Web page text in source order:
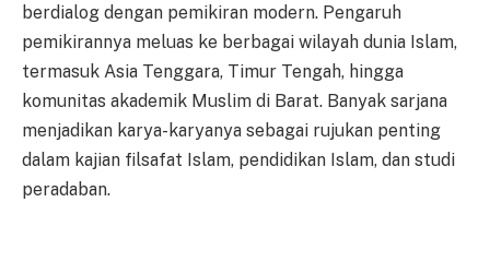
berdialog dengan pemikiran modern. Pengaruh
pemikirannya meluas ke berbagai wilayah dunia Islam,
termasuk Asia Tenggara, Timur Tengah, hingga
komunitas akademik Muslim di Barat. Banyak sarjana
menjadikan karya-karyanya sebagai rujukan penting
dalam kajian filsafat Islam, pendidikan Islam, dan studi
peradaban.